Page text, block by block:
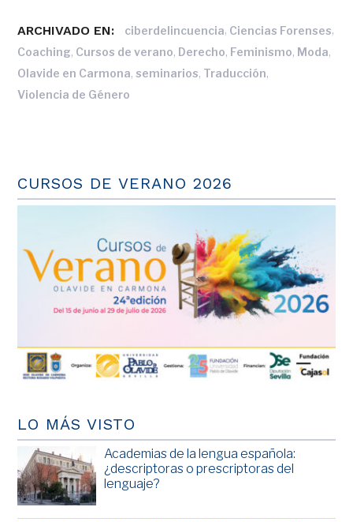
ARCHIVADO EN: ciberdelincuencia, Ciencias Forenses,
Coaching, Cursos de verano, Derecho, Feminismo, Moda,
Olavide en Carmona,seminarios, Traducción,
Violencia de Género
CURSOS DE VERANO 2026
LO MÁS VISTO
Academias de la lengua española:
¿descriptoras o prescriptoras del
lenguaje?